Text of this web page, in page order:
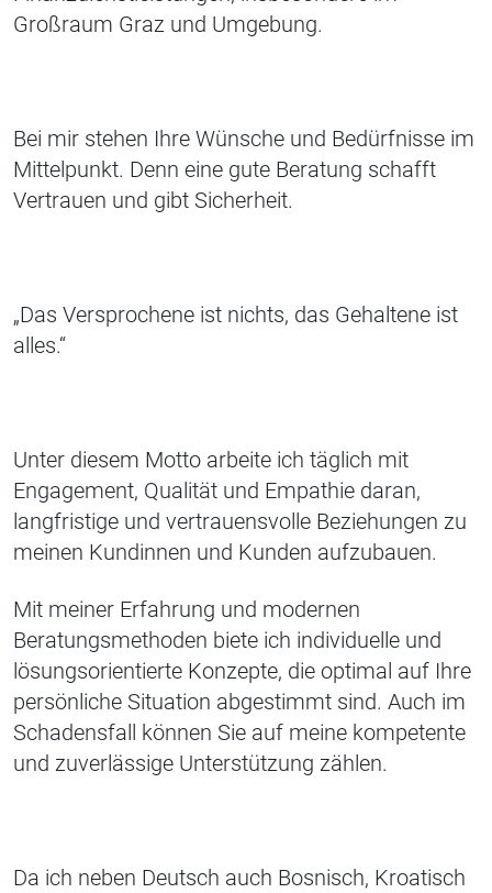
Großraum Graz und Umgebung.
Bei mir stehen Ihre Wünsche und Bedürfnisse im
Mittelpunkt. Denn eine gute Beratung schafft
Vertrauen und gibt Sicherheit.
„Das Versprochene ist nichts, das Gehaltene ist
alles.“
Unter diesem Motto arbeite ich täglich mit
Engagement, Qualität und Empathie daran,
langfristige und vertrauensvolle Beziehungen zu
meinen Kundinnen und Kunden aufzubauen.
Mit meiner Erfahrung und modernen
Beratungsmethoden biete ich individuelle und
lösungsorientierte Konzepte, die optimal auf Ihre
persönliche Situation abgestimmt sind. Auch im
Schadensfall können Sie auf meine kompetente
und zuverlässige Unterstützung zählen.
Da ich neben Deutsch auch Bosnisch, Kroatisch